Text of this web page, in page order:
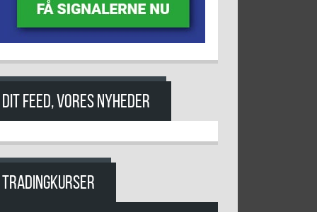
DIT FEED, VORES NYHEDER
TRADINGKURSER